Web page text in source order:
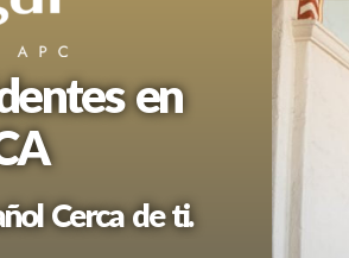
en
Cerca de ti.